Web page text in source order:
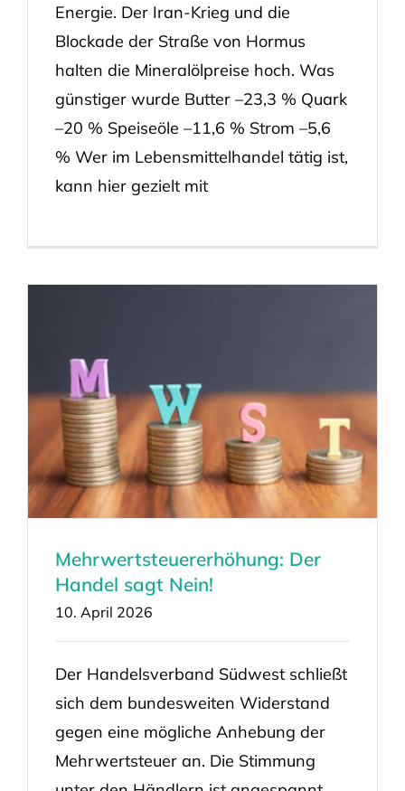
Energie. Der Iran-Krieg und die
Blockade der Straße von Hormus
halten die Mineralölpreise hoch. Was
günstiger wurde Butter –23,3 % Quark
–20 % Speiseöle –11,6 % Strom –5,6
% Wer im Lebensmittelhandel tätig ist,
kann hier gezielt mit
Mehrwertsteuererhöhung: Der
Handel sagt Nein!
10. April 2026
Der Handelsverband Südwest schließt
sich dem bundesweiten Widerstand
gegen eine mögliche Anhebung der
Mehrwertsteuer an. Die Stimmung